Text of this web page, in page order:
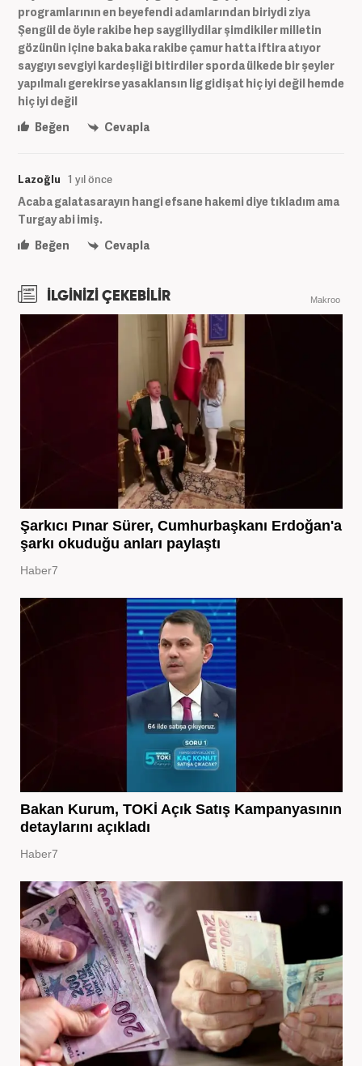
programlarının en beyefendi adamlarından biriydi ziya
Şengül de öyle rakibe hep saygiliydilar şimdikiler milletin
gözünün içine baka baka rakibe çamur hatta iftira atıyor
saygıyı sevgiyi kardeşliği bitirdiler sporda ülkede bir şeyler
yapılmalı gerekirse yasaklansın lig gidişat hiç iyi değil hemde
hiç iyi değil
Beğen
Cevapla
Lazoğlu 1 yıl önce
Acaba galatasarayın hangi efsane hakemi diye tıkladım ama
Turgay abi imiş.
Beğen
Cevapla
İLGİNİZİ ÇEKEBİLİR Makroo
Şarkıcı Pınar Sürer, Cumhurbaşkanı Erdoğan'a
şarkı okuduğu anları paylaştı
Haber7
Bakan Kurum, TOKİ Açık Satış Kampanyasının
detaylarını açıkladı
Haber7